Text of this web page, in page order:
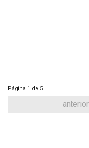
Página 1 de 5
anterior